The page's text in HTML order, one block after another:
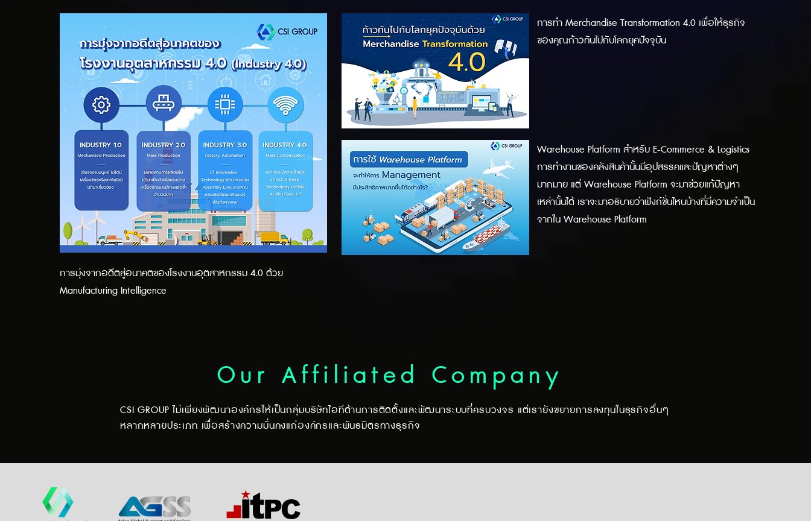
การทำ Merchandise Transformation 4.0 เพื่อให้ธุรกิจ
ของคุณก้าวทันไปกับโลกยุคปัจจุบัน
Warehouse Platform สำหรับ E-Commerce & Logistics
การทำงานของคลังสินค้านั้นมีอุปสรรคและปัญหาต่างๆ
มากมาย แต่ Warehouse Platform จะมาช่วยแก้ปัญหา
เหล่านั้นได้ เราจะมาอธิบายว่าฟังก์ชั่นไหนบ้างที่มีความจำเป็น
จากใน Warehouse Platform
การมุ่งจากอดีตสู่อนาคตของโรงงานอุตสาหกรรม 4.0 ด้วย
Manufacturing Intelligence
Our Affiliated Company
CSI GROUP ไม่เพียงพัฒนาองค์กรให้เป็นกลุ่มบริษัทไอทีด้านการติดตั้งและพัฒนาระบบที่ครบวงจร แต่เรายังขยายการลงทุนในธุรกิจอื่นๆ
หลากหลายประเภท เพื่อสร้างความมั่นคงแก่องค์กรและพันธมิตรทางธุรกิจ